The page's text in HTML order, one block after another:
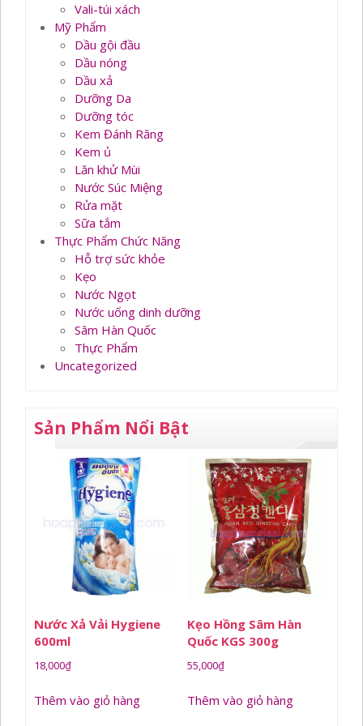
Vali-túi xách
Mỹ Phẩm
Dầu gội đầu
Dầu nóng
Dầu xả
Dưỡng Da
Dưỡng tóc
Kem Đánh Răng
Kem ủ
Lăn khử Mùi
Nước Súc Miệng
Rửa mặt
Sữa tắm
Thực Phẩm Chức Năng
Hỗ trợ sức khỏe
Kẹo
Nước Ngọt
Nước uống dinh dưỡng
Sâm Hàn Quốc
Thực Phẩm
Uncategorized
Sản Phẩm Nổi Bật
Nước Xả Vải Hygiene
600ml
18,000₫
Thêm vào giỏ hàng
Kẹo Hồng Sâm Hàn
Quốc KGS 300g
55,000₫
Thêm vào giỏ hàng